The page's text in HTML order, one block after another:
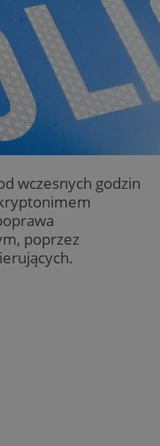
wczesnych godzin
poprzez